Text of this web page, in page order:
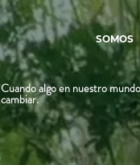
Cuando algo en nuestro
cambiar.
SOMOS